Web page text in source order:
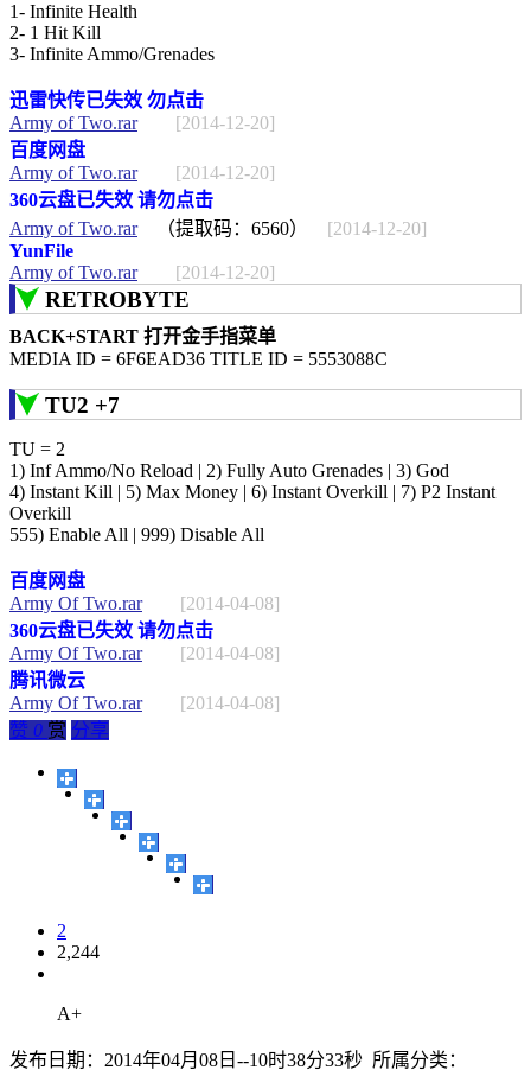
1- Infinite Health
2- 1 Hit Kill
3- Infinite Ammo/Grenades
迅雷快传已失效 勿点击
Army of Two.rar
[2014-12-20]
百度网盘
Army of Two.rar
[2014-12-20]
360云盘已失效 请勿点击
Army of Two.rar（提取码：6560） [2014-12-20]
YunFile
Army of Two.rar
[2014-12-20]
RETROBYTE
BACK+START 打开金手指菜单
MEDIA ID = 6F6EAD36 TITLE ID = 5553088C
TU2 +7
TU = 2
1) Inf Ammo/No Reload | 2) Fully Auto Grenades | 3) God
4) Instant Kill | 5) Max Money | 6) Instant Overkill | 7) P2 Instant
Overkill
555) Enable All | 999) Disable All
百度网盘
Army Of Two.rar
[2014-04-08]
360云盘已失效 请勿点击
Army Of Two.rar
[2014-04-08]
腾讯微云
Army Of Two.rar
[2014-04-08]
赞 0 赏 分享
2
2,244
A+
发布日期：2014年04月08日--10时38分33秒 所属分类：